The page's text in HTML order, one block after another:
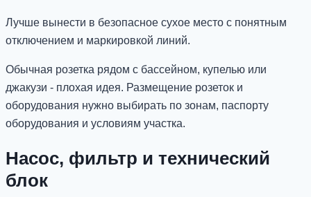
Лучше вынести в безопасное сухое место с понятным
отключением и маркировкой линий.
Обычная розетка рядом с бассейном, купелью или
джакузи - плохая идея. Размещение розеток и
оборудования нужно выбирать по зонам, паспорту
оборудования и условиям участка.
Насос, фильтр и технический
блок